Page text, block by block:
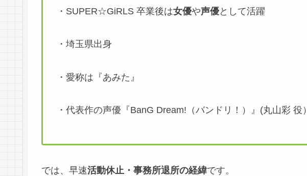
・SUPER☆GiRLS 卒業後は女優や声優として活躍
・埼玉県出身
・愛称は『あみた』
・代表作の声優『BanG Dream!（バンドリ！）』(丸山彩 役）
では、早速活動休止・事務所退所の経緯です。